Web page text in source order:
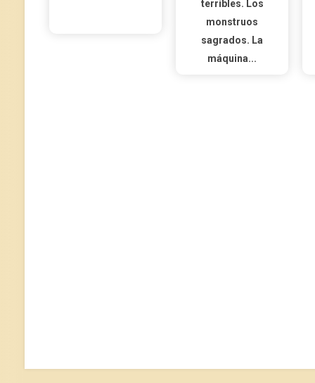
terribles. Los
monstruos
sagrados. La
máquina...